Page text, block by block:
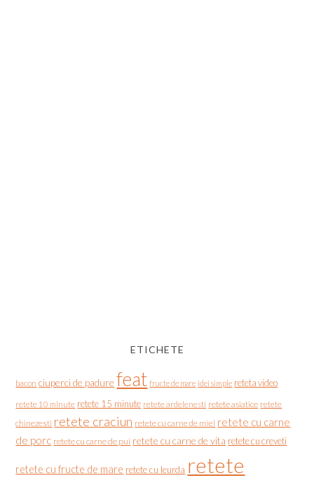
ETICHETE
bacon ciuperci de padure feat fructe de mare idei simple reteta video
retete 10 minute retete 15 minute retete ardelenesti retete asiatice retete
chinezesti retete craciun retete cu carne de miel retete cu carne
de porc retete cu carne de pui retete cu carne de vita retete cu creveti
retete cu fructe de mare retete cu leurda retete